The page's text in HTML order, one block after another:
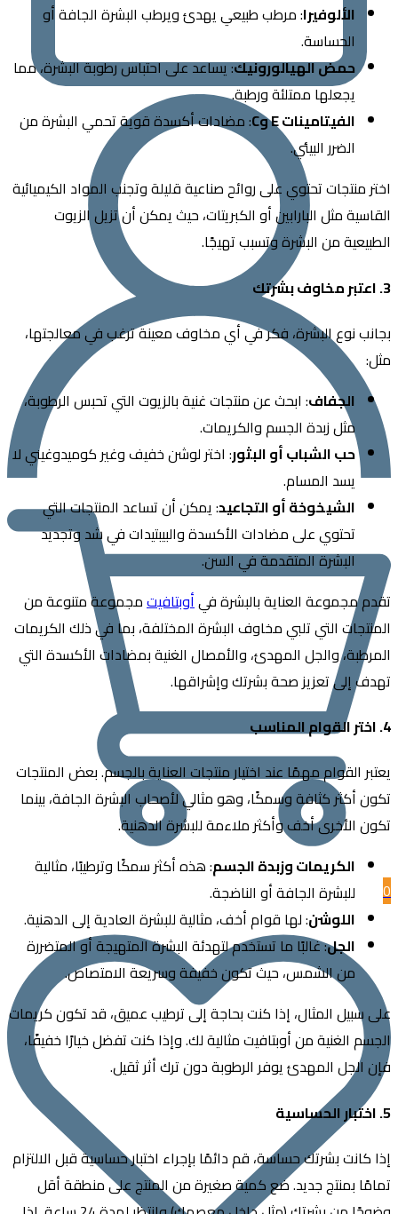
الألوفيرا: مرطب طبيعي يهدئ ويرطب البشرة الجافة أو
الحساسة.
حمض الهيالورونيك: يساعد على احتباس رطوبة البشرة، مما
يجعلها ممتلئة ورطبة.
الفيتاميناتE وC: مضادات أكسدة قوية تحمي البشرة من
الضرر البيئي.
تحتوي على روائح صناعية قليلة وتجنب المواد الكيميائية
مثل البارابين أو الكبريتات، حيث يمكن أن تزيل الزيوت
من البشرة وتسبب تهيجًا.
نوع البشرة، فكر في أي مخاوف معينة ترغب في معالجتها،
الجفاف: ابحث عن منتجات غنية بالزيوت التي تحبس الرطوبة،
مثل زبدة الجسم والكريمات.
حب الشباب أو البثور: اختر لوشن خفيف وغير كوميدوغيني لا
يسد المسام.
الشيخوخة أو التجاعيد: يمكن أن تساعد المنتجات التي
تحتوي على مضادات الأكسدة والبيبتيدات في شد وتجديد
البشرة المتقدمة في السن.
مجموعة العناية بالبشرة فيأوبتافيتمجموعة متنوعة من
التي تلبي مخاوف البشرة المختلفة، بما في ذلك الكريمات
والجل المهدئ، والأمصال الغنية بمضادات الأكسدة التي
إلى تعزيز صحة بشرتك وإشراقها.
القوام مهمًا عند اختيار منتجات العناية بالجسم. بعض المنتجات
كثافة وسمكًا، وهو مثالي لأصحاب البشرة الجافة، بينما
أخف وأكثر ملاءمة للبشرة الدهنية.
الكريمات وزبدة الجسم: هذه أكثر سمكًا وترطيبًا، مثالية
للبشرة الجافة أو الناضجة.
اللوشن: لها قوام أخف، مثالية للبشرة العادية إلى الدهنية.
الجل : غالبًا ما تستخدم لتهدئة البشرة المتهيجة أو المتضررة
من الشمس، حيث تكون خفيفة وسريعة الامتصاص.
المثال، إذا كنت بحاجة إلى ترطيب عميق، قد تكون كريمات
الغنية من أوبتافيت مثالية لك. وإذا كنت تفضل خيارًا خفيفًا،
المهدئ يوفر الرطوبة دون ترك أثر ثقيل.
بشرتك حساسة، قم دائمًا بإجراء اختبار حساسية قبل الالتزام
بمنتج جديد. ضع كمية صغيرة من المنتج على منطقة أقل